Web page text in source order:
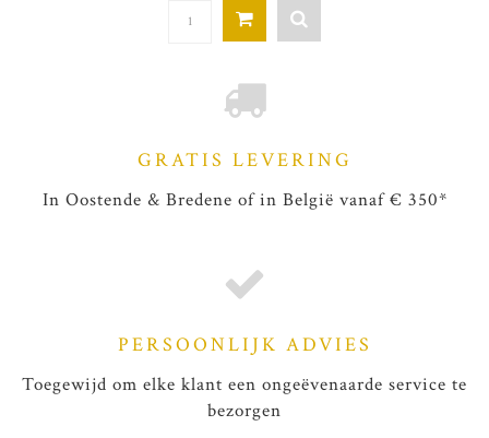
GRATIS LEVERING
In Oostende & Bredene of in België vanaf € 350*
PERSOONLIJK ADVIES
Toegewijd om elke klant een ongeëvenaarde service te
bezorgen